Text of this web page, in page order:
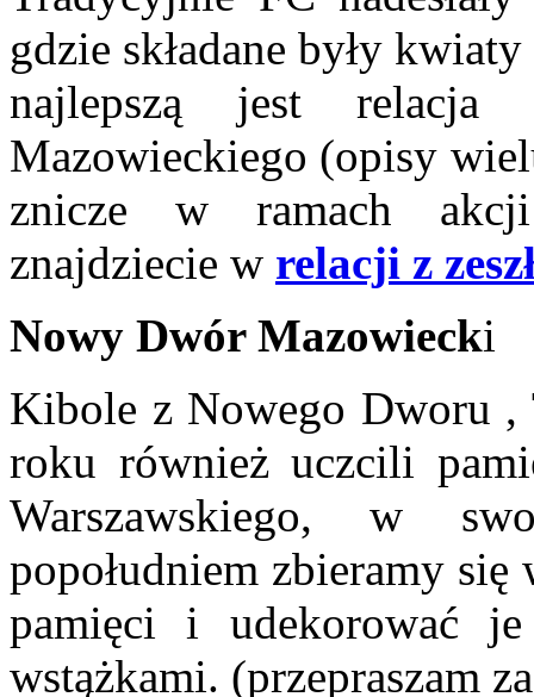
gdzie składane były
najlepszą jest
Mazowieckiego (opisy
znicze w ramach
znajdziecie w relacji z
Nowy Dwór Mazowiecki
Kibole z Nowego Dworu
roku również uczcili
Warszawskiego, w
popołudniem zbieramy
pamięci i udekorować
wstążkami. (przepraszam